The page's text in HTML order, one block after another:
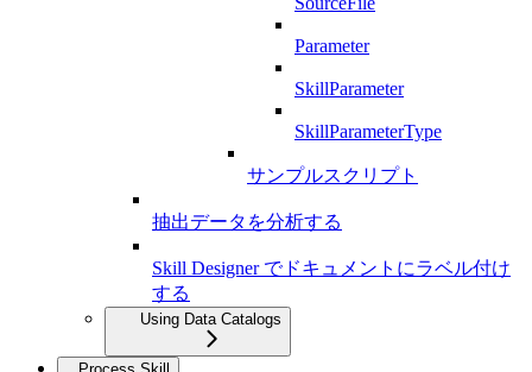
Parameter
SkillParameter
SkillParameterType
サンプルスクリプト
抽出データを分析する
Skill Designer でドキュメントにラベル付け
する
Using Data Catalogs